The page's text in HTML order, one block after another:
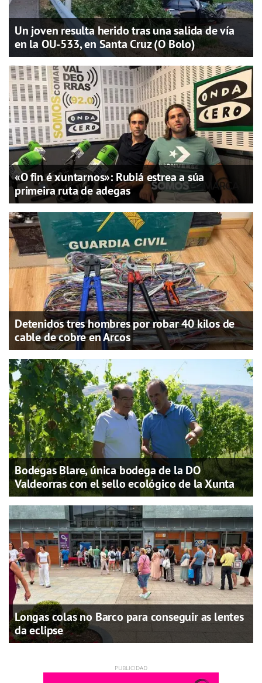
Un joven resulta herido tras una salida de vía
en la OU-533, en Santa Cruz (O Bolo)
«O fin é xuntarnos»: Rubiá estrea a súa
primeira ruta de adegas
Detenidos tres hombres por robar 40 kilos de
cable de cobre en Arcos
Bodegas Blare, única bodega de la DO
Valdeorras con el sello ecológico de la Xunta
Longas colas no Barco para conseguir as lentes
da eclipse